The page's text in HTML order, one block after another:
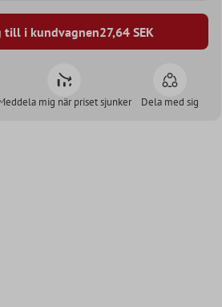
till i kundvagnen27,64 SEK
mig när priset sjunker Dela med sig